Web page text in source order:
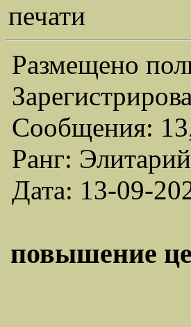
печати
Размещено
Сообщения:
Ранг:
Дата: 13-09-
повышение